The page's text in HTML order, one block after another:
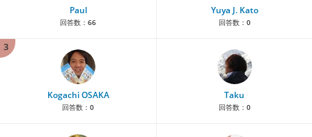
Paul
回答数： 66
Yuya J. Kato
回答数： 0
3
Kogachi OSAKA
回答数： 0
Taku
回答数： 0